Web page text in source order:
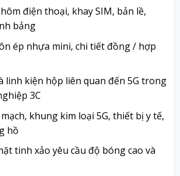
điện thoại, khay SIM, bản lề,
bảng
ép nhựa mini, chi tiết đồng / hợp
linh kiện hộp liên quan đến 5G trong
3C
khung kim loại 5G, thiết bị y tế,
hồ
tinh xảo yêu cầu độ bóng cao và